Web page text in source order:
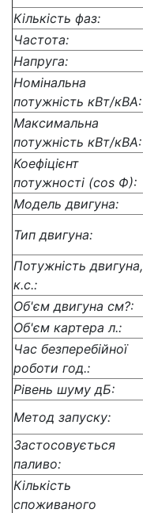
Кількість фаз:
Частота:
Напруга:
Номінальна
потужність кВт/кВА:
Максимальна
потужність кВт/кВА:
Коефіцієнт
потужності (cos Ф):
Модель двигуна:
Тип двигуна:
Потужність двигуна,
к.с.:
Об'єм двигуна см?:
Об'єм картера л.:
Час безперебійної
роботи год.:
Рівень шуму дБ:
Метод запуску:
Застосовується
паливо:
Кількість
споживаного